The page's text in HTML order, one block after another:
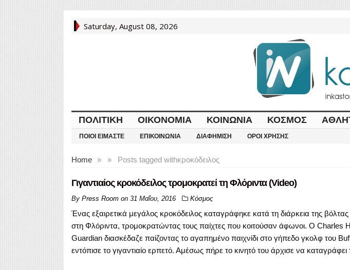
Saturday, August 08, 2026
ΠΟΛΙΤΙΚΉ ΟΙΚΟΝΟΜΊΑ ΚΟΙΝΩΝΊΑ ΚΌΣΜΟΣ
ΠΟΙΟΙ ΕΊΜΑΣΤΕ ΕΠΙΚΟΙΝΩΝΊΑ ΔΙΑΦΉΜΙΣΗ ΌΡΟΙ ΧΡΉΣΗΣ
Home » Posts tagged with
» κροκόδειλος
Γιγαντιαίος κροκόδειλος τρομοκρατεί τη Φλόριντα (Video)
By Press Roomon 31 Μαΐου, 2016 Κόσμος
Ένας εξαιρετικά μεγάλος κροκόδειλος καταγράφηκε κατά τη διάρκεια της
στη Φλόριντα, τρομοκρατώντας τους παίχτες που κοιτούσαν άφωνοι. Ο Charles
Guardian διασκέδαζε παίζοντας το αγαπημένο παιχνίδι στο γήπεδο γκολφ του
εντόπισε το γιγαντιαίο ερπετό. Αμέσως πήρε το κινητό του άρχισε να